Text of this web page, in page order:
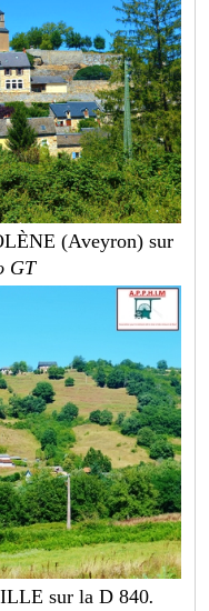
(Aveyron) sur
GT
sur la D 840.